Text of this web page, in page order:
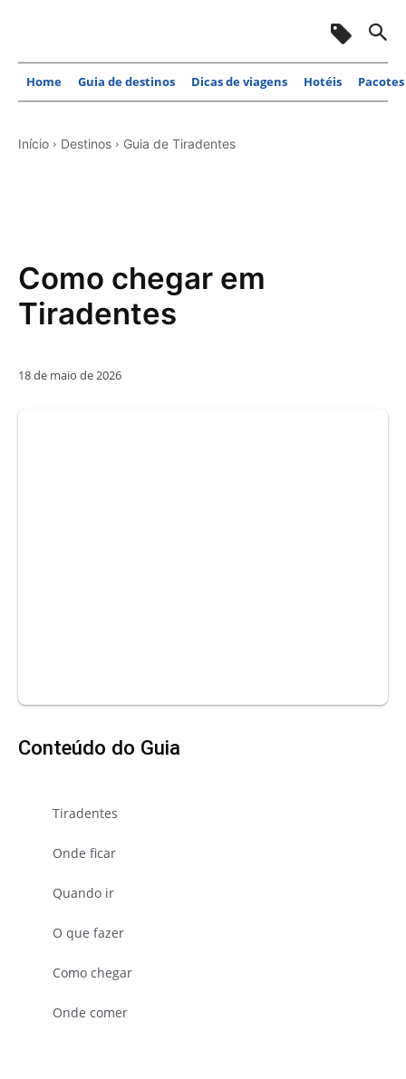
Home Guia de destinos Dicas de viagens Hotéis Pacotes
Início Destinos Guia de Tiradentes
Como chegar em
Tiradentes
18 de maio de 2026
Conteúdo do Guia
Tiradentes
Onde ficar
Quando ir
O que fazer
Como chegar
Onde comer